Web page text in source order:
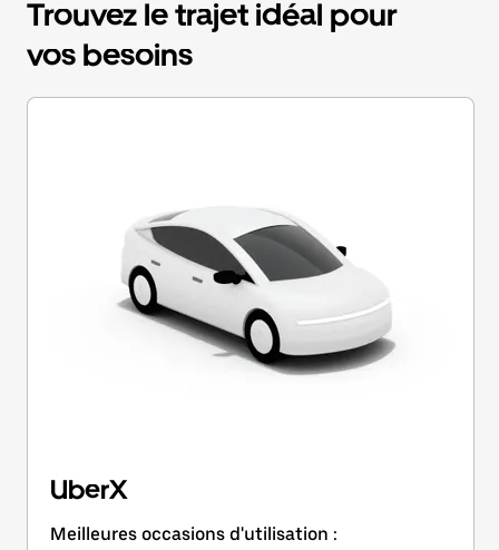
Trouvez le trajet idéal pour
vos besoins
UberX
Meilleures occasions d'utilisation :